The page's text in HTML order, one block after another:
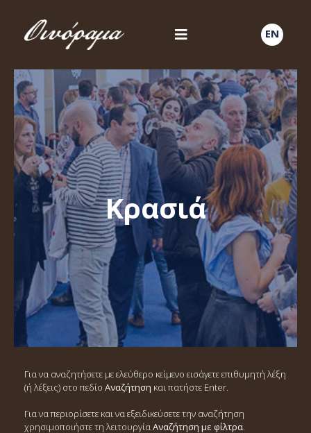
EN
Κρασιά
Για να αναζητήσετε με ελεύθερο κείμενο εισάγετε επιθυμητή λέξη
(ή λέξεις) στο πεδίο Αναζήτηση και πατήστε Enter.
Για να περιορίσετε και να εξειδικεύσετε την αναζήτηση
χρησιμοποιήστε τη λειτουργίαΑναζήτηση με φίλτρα.